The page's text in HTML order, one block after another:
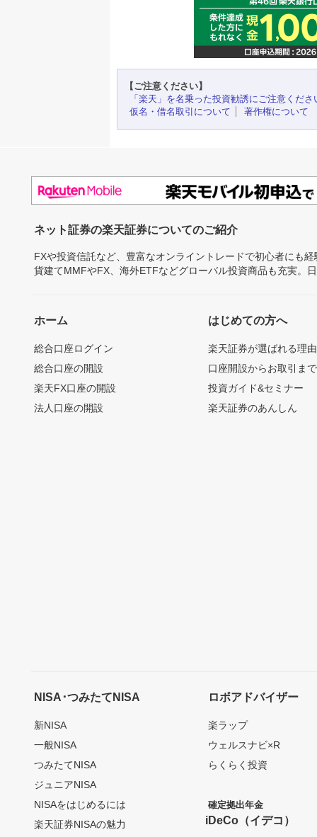
【ご注意ください】
「楽天」を名乗った投資勧誘にご注意くださ
仮名・借名取引について
著作権について
ネット証券の楽天証券についてのご紹介
FXや投資信託など、豊富なオンライントレードで初心者にも
貨建てMMFやFX、海外ETFなどグローバル投資商品も充実。
ホーム
総合口座ログイン
総合口座の開設
楽天FX口座の開設
法人口座の開設
はじめての方へ
楽天証券が選ばれる理由
口座開設からお取引ま
投資ガイド&セミナー
楽天証券のあんしん
NISA･つみたてNISA
新NISA
一般NISA
つみたてNISA
ジュニアNISA
NISAをはじめるには
楽天証券NISAの魅力
ロボアドバイザー
楽ラップ
ウェルスナビ×R
らくらく投資
確定拠出年金
iDeCo（イデコ）